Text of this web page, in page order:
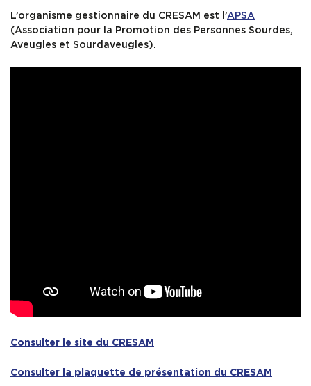
L’organisme gestionnaire du CRESAM est l’APSA
(Association pour la Promotion des Personnes Sourdes,
Aveugles et Sourdaveugles).
Consulter le site du CRESAM
Consulter la plaquette de présentation du CRESAM